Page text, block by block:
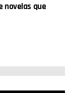
novelas que